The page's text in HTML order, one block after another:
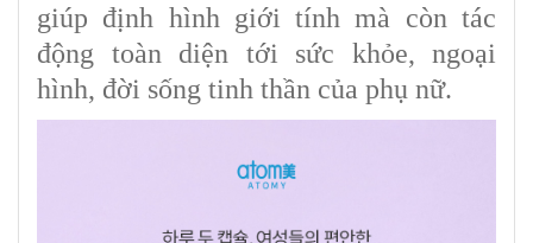
giúp định hình giới tính mà còn tác
động toàn diện tới sức khỏe, ngoại
hình, đời sống tinh thần của phụ nữ.